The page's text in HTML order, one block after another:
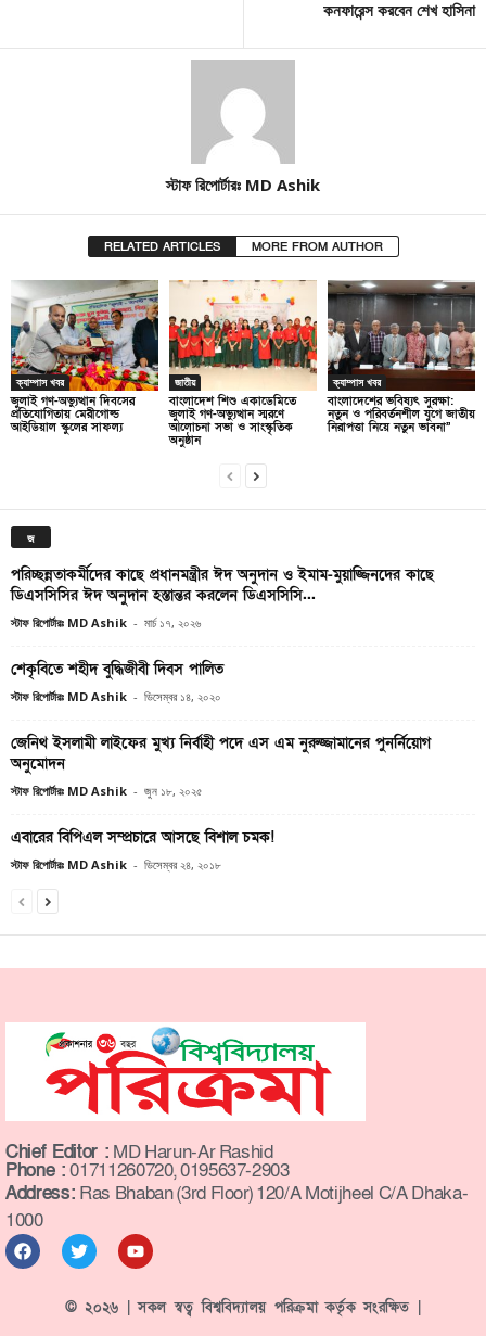
কনফারেন্স করবেন শেখ হাসিনা
স্টাফ রিপোর্টারঃ MD Ashik
RELATED ARTICLES MORE FROM AUTHOR
ক্যাম্পাস খবর
জুলাই গণ-অভ্যুত্থান দিবসের
প্রতিযোগিতায় মেরীগোল্ড
আইডিয়াল স্কুলের সাফল্য
জাতীয়
বাংলাদেশ শিশু একাডেমিতে
জুলাই গণ-অভ্যুত্থান স্মরণে
আলোচনা সভা ও সাংস্কৃতিক
অনুষ্ঠান
ক্যাম্পাস খবর
বাংলাদেশের ভবিষ্যৎ সুরক্ষা:
নতুন ও পরিবর্তনশীল যুগে জাতীয়
নিরাপত্তা নিয়ে নতুন ভাবনা”
জ
পরিচ্ছন্নতাকর্মীদের কাছে প্রধানমন্ত্রীর ঈদ অনুদান ও ইমাম-মুয়াজ্জিনদের কাছে
ডিএসসিসির ঈদ অনুদান হস্তান্তর করলেন ডিএসসিসি...
স্টাফ রিপোর্টারঃ MD Ashik - মার্চ ১৭, ২০২৬
শেকৃবিতে শহীদ বুদ্ধিজীবী দিবস পালিত
স্টাফ রিপোর্টারঃ MD Ashik - ডিসেম্বর ১৪, ২০২০
জেনিথ ইসলামী লাইফের মুখ্য নির্বাহী পদে এস এম নুরুজ্জামানের পুনর্নিয়োগ
অনুমোদন
স্টাফ রিপোর্টারঃ MD Ashik - জুন ১৮, ২০২৫
এবারের বিপিএল সম্প্রচারে আসছে বিশাল চমক!
স্টাফ রিপোর্টারঃ MD Ashik - ডিসেম্বর ২৪, ২০১৮
Chief Editor : MD Harun-Ar Rashid
Phone :01711260720, 0195637-2903
Address: Ras Bhaban (3rd Floor) 120/A Motijheel C/A Dhaka-
1000
© ২০২৬ | সকল স্বত্ব বিশ্ববিদ্যালয় পরিক্রমা কর্তৃক সংরক্ষিত |